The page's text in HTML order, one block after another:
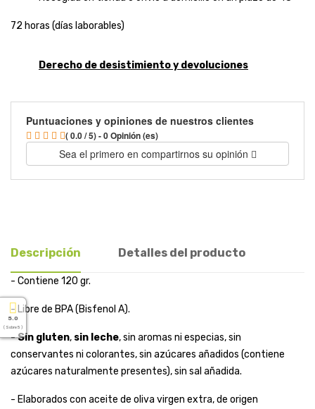
72 horas (días laborables)
Derecho de desistimiento y devoluciones
Puntuaciones y opiniones de nuestros clientes
( 0.0 / 5) - 0 Opinión (es)
Sea el primero en compartirnos su opinión
Descripción Detalles del producto
- Contiene 120 gr.
- Libre de BPA (Bisfenol A).
-Sin gluten, sin leche, sin aromas ni especias, sin
conservantes ni colorantes, sin azúcares añadidos (contiene
azúcares naturalmente presentes), sin sal añadida.
- Elaborados con aceite de oliva virgen extra, de origen
5.0
( Sobre 5 )